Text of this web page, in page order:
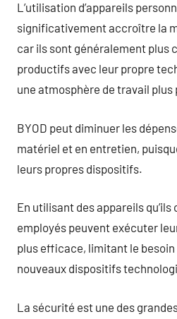
L’utilisation d’appareils
significativement accroître la
car ils sont généralement plus
productifs avec leur propre
une atmosphère de travail plus
BYOD peut diminuer les
matériel et en entretien,
leurs propres dispositifs.
En utilisant des appareils
employés peuvent exécuter
plus efficace, limitant le
nouveaux dispositifs
La sécurité est une des